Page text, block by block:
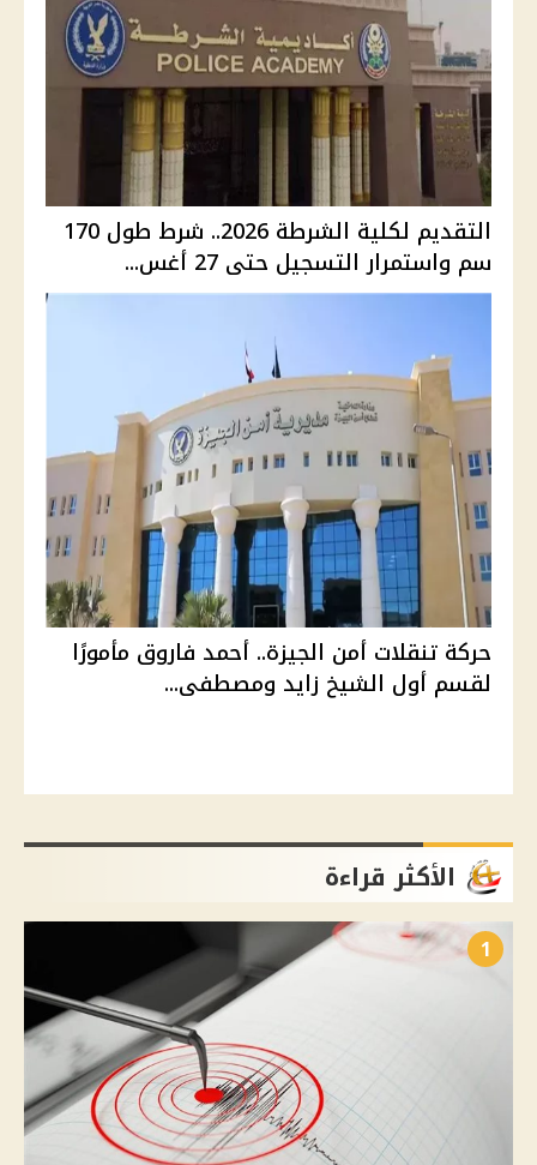
التقديم لكلية الشرطة 2026.. شرط طول 170
سم واستمرار التسجيل حتى 27 أغس...
حركة تنقلات أمن الجيزة.. أحمد فاروق مأمورًا
لقسم أول الشيخ زايد ومصطفى...
الأكثر قراءة
1